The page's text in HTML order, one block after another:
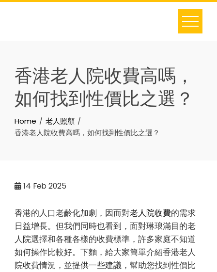
Skip
香港老人院收費高嗎，
如何找到性價比之選？
Home
老人照顧
香港老人院收費高嗎，如何找到性價比之選？
14 Feb 2025
香港的人口老齡化加劇，因而對老人院收費的需求
日益增長。但我們同時也看到，面對琳琅滿目的老
人院選擇和各種各樣的收費標準，許多家庭不知道
如何操作比較好。下麵，給大家簡單介紹香港老人
院收費情況，並提供一些建議，幫助您找到性價比